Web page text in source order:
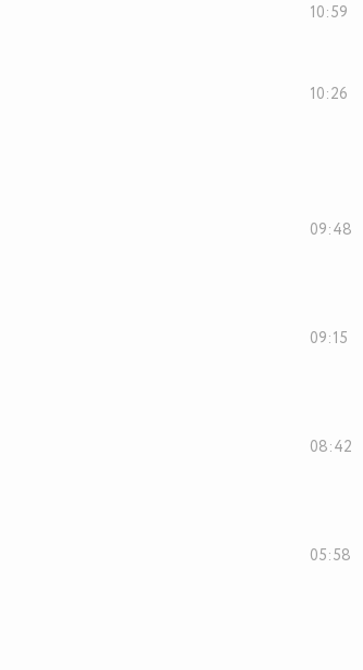
10:59
10:26
09:48
09:15
08:42
05:58